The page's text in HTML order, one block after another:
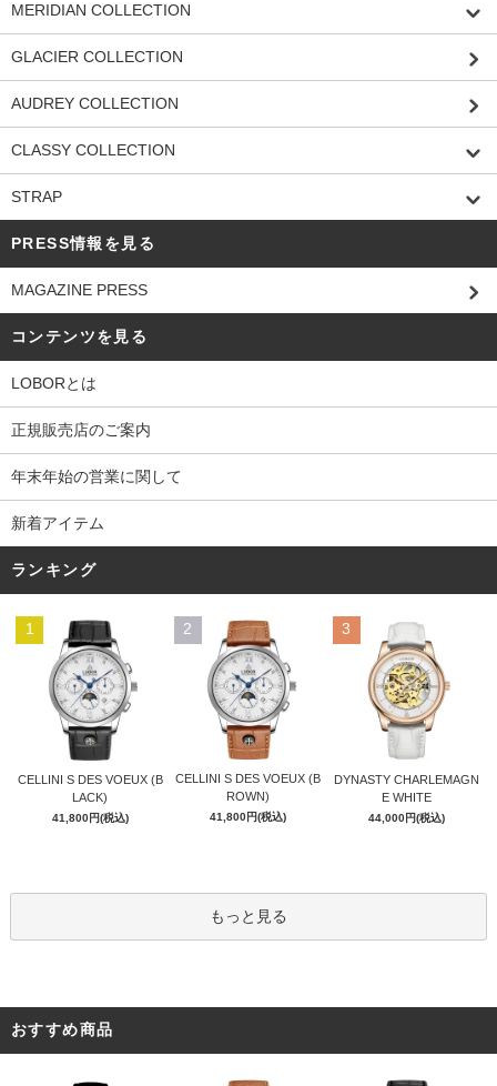
MERIDIAN COLLECTION
GLACIER COLLECTION
AUDREY COLLECTION
CLASSY COLLECTION
STRAP
PRESS情報を見る
MAGAZINE PRESS
コンテンツを見る
LOBORとは
正規販売店のご案内
年末年始の営業に関して
新着アイテム
ランキング
1
CELLINI S DES VOEUX (B
LACK)
41,800円(税込)
2
CELLINI S DES VOEUX (B
ROWN)
41,800円(税込)
3
DYNASTY CHARLEMAGN
E WHITE
44,000円(税込)
もっと見る
おすすめ商品